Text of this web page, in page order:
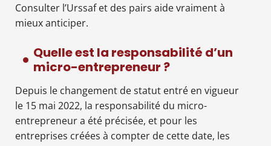
Consulter l’Urssaf et des pairs aide vraiment à
mieux anticiper.
Quelle est la responsabilité d’un
micro-entrepreneur ?
Depuis le changement de statut entré en vigueur
le 15 mai 2022, la responsabilité du micro-
entrepreneur a été précisée, et pour les
entreprises créées à compter de cette date, les